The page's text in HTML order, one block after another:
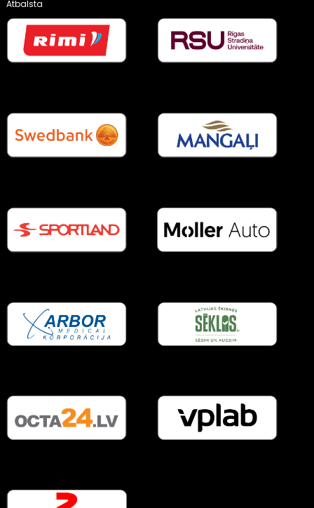
Atbalsta